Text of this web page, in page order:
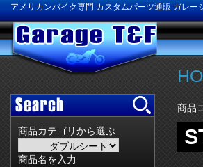
アメリカンバイク専門 カスタムパーツ通販 ガレー
商品カテゴリから選ぶ
商品名を入力
商品